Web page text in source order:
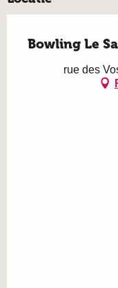
Bowling Le
rue des